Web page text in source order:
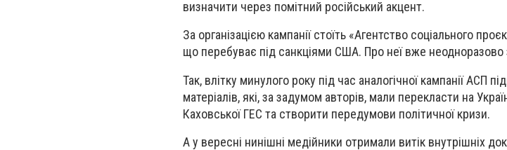
визначити через помітний російський акцент.
За організацією кампанії стоїть «Агентство соціального
що перебуває під санкціями США. Про неї вже неодноразово
Так, влітку минулого року під час аналогічної кампанії АСП
матеріалів, які, за задумом авторів, мали перекласти на
Каховської ГЕС та створити передумови політичної кризи.
А у вересні нинішні медійники отримали витік внутрішніх